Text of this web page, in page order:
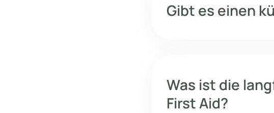
Gibt es einen
Was ist die
First Aid?